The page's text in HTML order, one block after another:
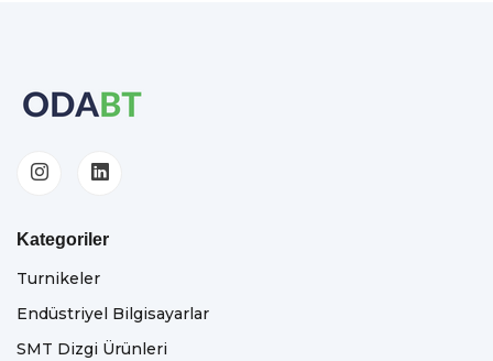
Kategoriler
Turnikeler
Endüstriyel Bilgisayarlar
SMT Dizgi Ürünleri